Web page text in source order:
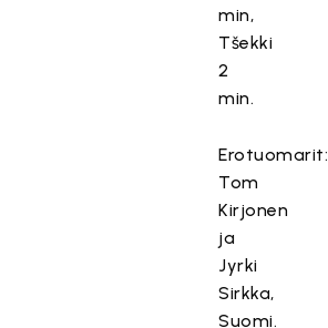
min,
Tšekki
2
min.
Erotuomarit:
Tom
Kirjonen
ja
Jyrki
Sirkka,
Suomi.